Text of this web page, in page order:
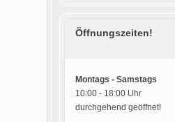
Öffnungszeiten!
Montags - Samstags
10:00 - 18:00 Uhr
durchgehend geöffnet!